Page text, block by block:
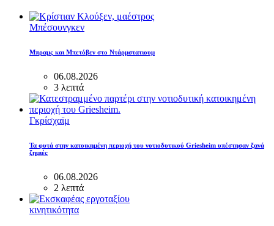
Μπέσουνγκεν
Μπραμς και Μπετόβεν στο Ντάρμστατιουμ
06.08.2026
3 λεπτά
Γκρίσχαϊμ
Τα φυτά στην κατοικημένη περιοχή του νοτιοδυτικού Griesheim υπέστησαν ξανά
ζημιές
06.08.2026
2 λεπτά
κινητικότητα